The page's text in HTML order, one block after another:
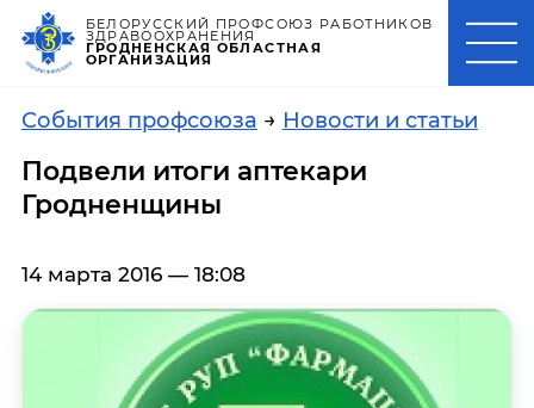
БЕЛОРУССКИЙ ПРОФСОЮЗ РАБОТНИКОВ
ЗДРАВООХРАНЕНИЯ
ГРОДНЕНСКАЯ ОБЛАСТНАЯ
ОРГАНИЗАЦИЯ
События профсоюза → Новости и статьи
Подвели итоги аптекари
Гродненщины
14 марта 2016 — 18:08